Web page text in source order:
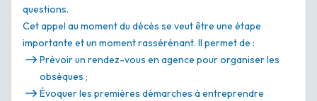
questions.
Cet appel au moment du décès se veut être une étape
importante et un moment rassérénant. Il permet de :
Prévoir un rendez-vous en agence pour organiser les
obsèques ;
Évoquer les premières démarches à entreprendre